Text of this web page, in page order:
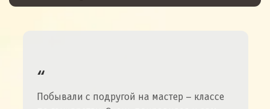
Были с молодым человеком на